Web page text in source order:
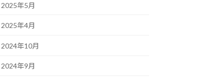
2025年5月
2025年4月
2024年10月
2024年9月